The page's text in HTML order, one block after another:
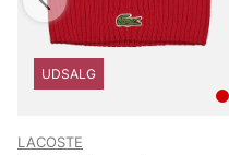
UDSALG
LACOSTE